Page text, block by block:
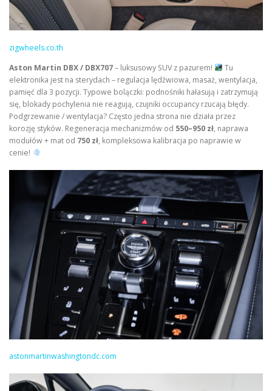
zigwheels.co.th
Aston Martin DBX / DBX707– luksusowy SUV z pazurem!
Tu
elektronika jest na sterydach – regulacja lędźwiowa, masaż, wentylacja,
pamięć dla 3 pozycji. Typowe bolączki: podnośniki hałasują i zatrzymują
się, blokady pochylenia nie reagują, czujniki occupancy rzucają błędy.
Podgrzewanie / wentylacja? Często jedna strona nie działa przez
korozję styków. Regeneracja mechanizmów od 550–950 zł, naprawa
modułów + mat od 750 zł, kompleksowa kalibracja po naprawie w
cenie!
astonmartinwashingtondc.com